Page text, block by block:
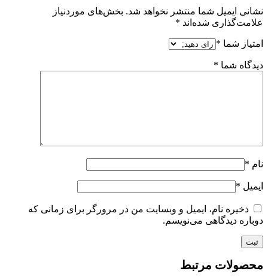
نشانی ایمیل شما منتشر نخواهد شد. بخش‌های موردنیاز
علامت‌گذاری شده‌اند *
امتیاز شما *
دیدگاه شما *
نام *
ایمیل *
ذخیره نام، ایمیل و وبسایت من در مرورگر برای زمانی که
دوباره دیدگاهی می‌نویسم.
محصولات مرتبط